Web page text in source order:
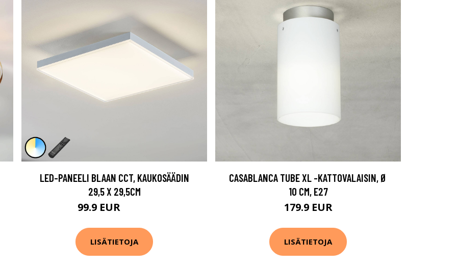
LED-PANEELI BLAAN CCT, KAUKOSÄÄDIN
29,5 X 29,5CM
99.9 EUR
LISÄTIETOJA
CASABLANCA TUBE XL -KATTOVALAISIN, Ø
10 CM, E27
179.9 EUR
LISÄTIETOJA